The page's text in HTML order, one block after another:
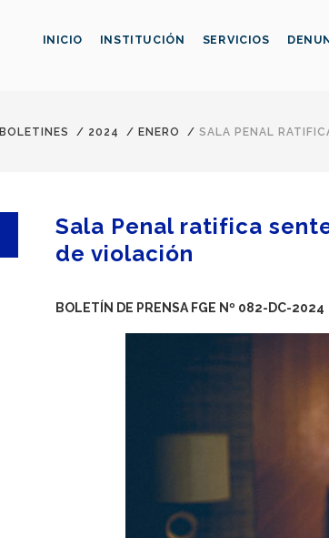
INICIO INSTITUCIÓN SERVICIOS
BOLETINES / 2024 / ENERO / SALA PENAL
Sala Penal ratifica
de violación
BOLETÍN DE PRENSA FGE Nº 082-DC-2024